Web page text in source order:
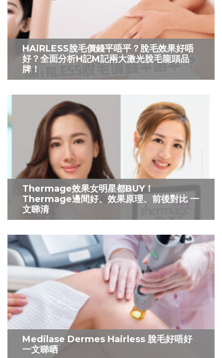
HAiRLESS脫毛價錢平唔平？脫毛效果好唔
好？全面分析H記M記兩大激光脫毛龍頭品
牌！
Thermage效果女明星都BUY！
Thermage邊間好、效果原理、前後對比 一
文睇清
Medilase Dermes Hairless 脫毛好唔好
一文睇晒